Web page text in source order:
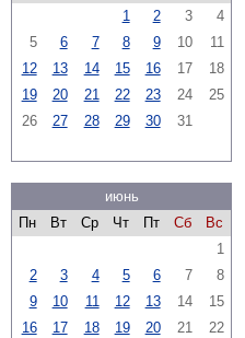
1
2 3
4
5
6 7 8 9 10
11
12
13 14 15 16 17
18
19
20 21 22 23 24
25
26
27 28 29 30 31
июнь
Пн
Вт Ср Чт Пт Сб
Вс
1
2
3 4 5 6 7
8
9
10 11 12 13 14
15
16
17 18 19 20 21
22